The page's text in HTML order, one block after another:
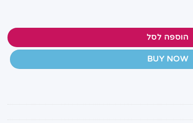
הוספה לסל
BUY NOW